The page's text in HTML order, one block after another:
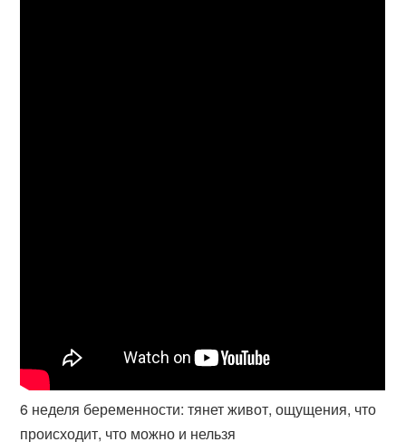
6 неделя беременности: тянет живот, ощущения, что
происходит, что можно и нельзя